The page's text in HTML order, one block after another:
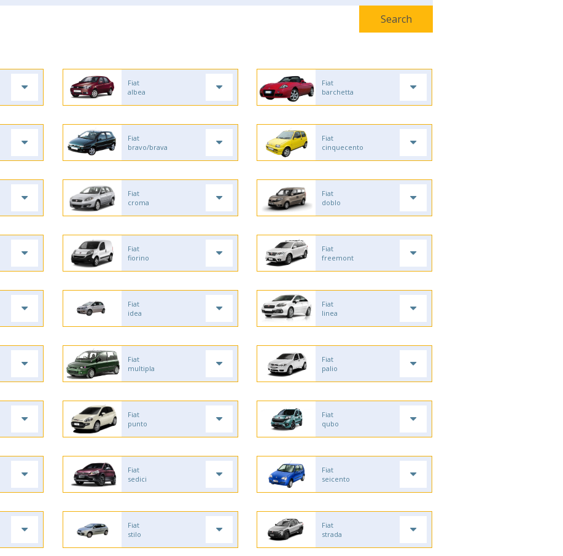
Fiat
albea
Fiat
barchetta
Fiat
bravo/brava
Fiat
cinquecento
Fiat
croma
Fiat
doblo
Fiat
fiorino
Fiat
freemont
Fiat
idea
Fiat
linea
Fiat
multipla
Fiat
palio
Fiat
punto
Fiat
qubo
Fiat
sedici
Fiat
seicento
Fiat
stilo
Fiat
strada